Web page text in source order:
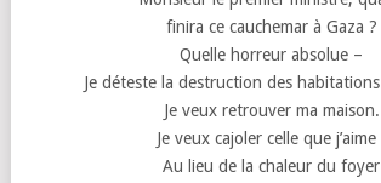
finira ce cauchemar à Gaza ?
Quelle horreur absolue –
Je déteste la destruction des
Je veux retrouver ma maison.
Je veux cajoler celle que j’aime
Au lieu de la chaleur du foyer